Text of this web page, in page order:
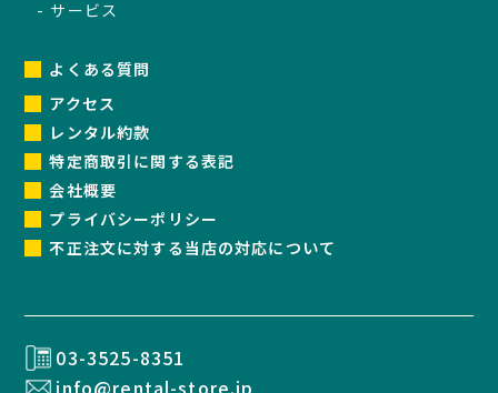
サービス
よくある質問
アクセス
レンタル約款
特定商取引に関する表記
会社概要
プライバシーポリシー
不正注文に対する当店の対応について
03-3525-8351
info@rental-store.jp